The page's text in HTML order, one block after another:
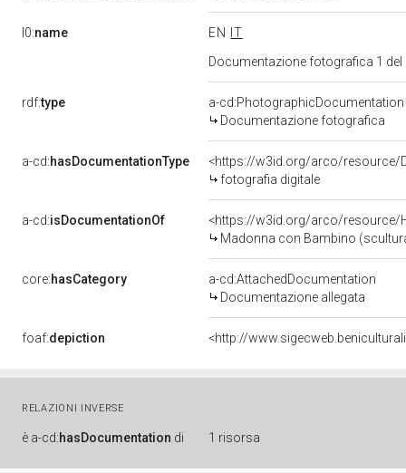
l0:name EN
IT
Documentazione fotografica 1
rdf:type
a-cd:PhotographicDocumentation
Documentazione fotografica
a-cd:hasDocumentationType
<https://w3id.org/arco/resource/
fotografia digitale
a-cd:isDocumentationOf
<https://w3id.org/arco/resource/
Madonna con Bambino
core:hasCategory
a-cd:AttachedDocumentation
Documentazione allegata
foaf:depiction <http://
RELAZIONI INVERSE
è a-cd:hasDocumentation di 1 risorsa